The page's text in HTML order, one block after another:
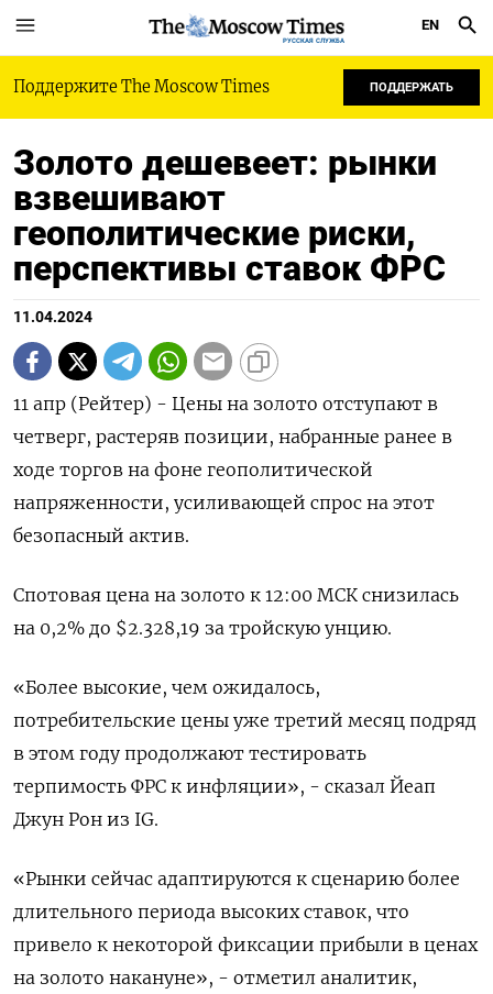
РУССКАЯ СЛУЖБА
EN
Поддержите The Moscow Times ПОДДЕРЖАТЬ
Золото дешевеет: рынки
взвешивают
геополитические риски,
перспективы ставок ФРС
11.04.2024
11 апр (Рейтер) - Цены на золото отступают в
четверг, растеряв позиции, набранные ранее в
ходе торгов на фоне геополитической
напряженности, усиливающей спрос на этот
безопасный актив.
Спотовая цена на золото к 12:00 МСК снизилась
на 0,2% до $2.328,19​ за тройскую унцию.
«Более высокие, чем ожидалось,
потребительские цены уже третий месяц подряд
в этом году продолжают тестировать
терпимость ФРС к инфляции», - сказал Йеап
Джун Рон из IG.
«Рынки сейчас адаптируются к сценарию более
длительного периода высоких ставок, что
привело к некоторой фиксации прибыли в ценах
на золото накануне», - отметил аналитик,